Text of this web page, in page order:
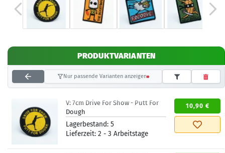
PRODUKTVARIANTEN
Nur passende Varianten anzeigen
V: 7cm Drive For Show - Putt For
Dough
Lagerbestand: 5
Lieferzeit: 2 - 3 Arbeitstage
10,90 €